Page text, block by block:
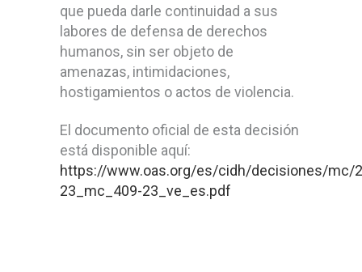
que pueda darle continuidad a sus
labores de defensa de derechos
humanos, sin ser objeto de
amenazas, intimidaciones,
hostigamientos o actos de violencia.
El documento oficial de esta decisión
está disponible aquí:
https://www.oas.org/es/cidh/decisiones/mc/
23_mc_409-23_ve_es.pdf